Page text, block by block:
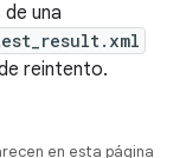
una
reintento.
en esta página